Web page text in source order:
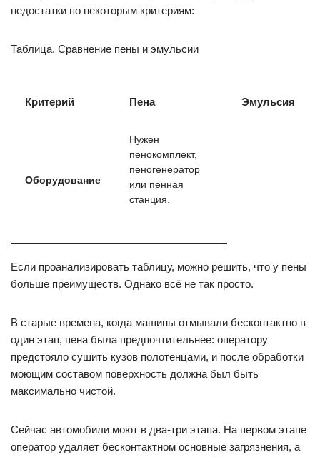
недостатки по некоторым критериям:
Таблица. Сравнение пены и эмульсии
Критерий Пена Эмульсия
Оборудование
Нужен
пенокомплект,
пеногенератор
или пенная
станция.
Если проанализировать таблицу, можно решить, что у пены
больше преимуществ. Однако всё не так просто.
В старые времена, когда машины отмывали бесконтактно в
один этап, пена была предпочтительнее: оператору
предстояло сушить кузов полотенцами, и после обработки
моющим составом поверхность должна был быть
максимально чистой.
Сейчас автомобили моют в два-три этапа. На первом этапе
оператор удаляет бесконтактном основные загрязнения, а